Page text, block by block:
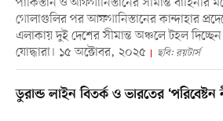
গোলাগুলির পর আফগানিস্তানের কান্দাহার
এলাকায় দুই দেশের সীমান্ত অঞ্চলে টহল
যোদ্ধারা। ১৫ অক্টোবর, ২০২৫
ছবি: রয়টার্স
ডুরান্ড লাইন বিতর্ক ও ভারতের ‘পরিবেষ্টন